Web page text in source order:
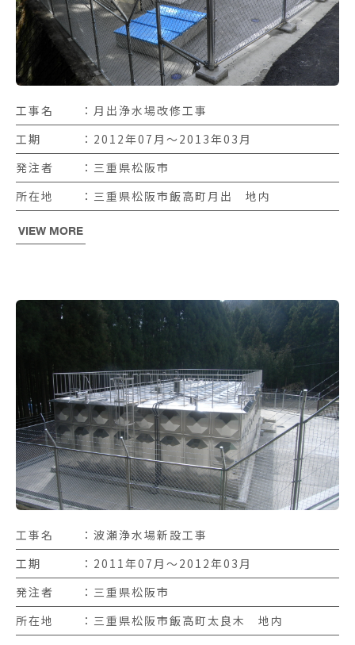
工事名
月出浄水場改修工事
工期
2012年07月〜2013年03月
発注者
三重県松阪市
所在地
三重県松阪市飯高町月出 地内
VIEW MORE
工事名
波瀬浄水場新設工事
工期
2011年07月〜2012年03月
発注者
三重県松阪市
所在地
三重県松阪市飯高町太良木 地内